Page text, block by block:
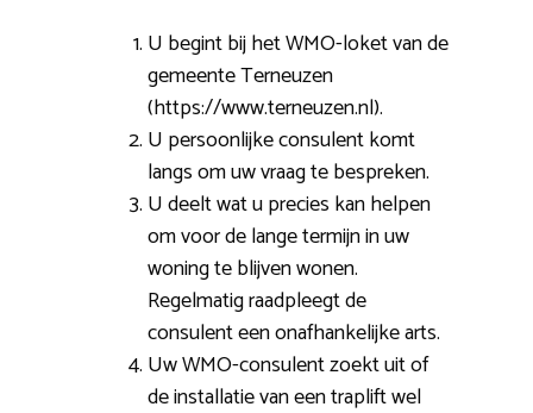
U begint bij het WMO-loket van de
gemeente Terneuzen
(https://www.terneuzen.nl).
U persoonlijke consulent komt
langs om uw vraag te bespreken.
U deelt wat u precies kan helpen
om voor de lange termijn in uw
woning te blijven wonen.
Regelmatig raadpleegt de
consulent een onafhankelijke arts.
Uw WMO-consulent zoekt uit of
de installatie van een traplift wel